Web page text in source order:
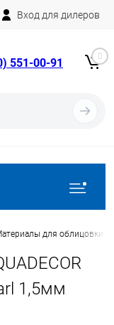
Вход для дилеров
551-00-91 0
для облицовки
1,5мм